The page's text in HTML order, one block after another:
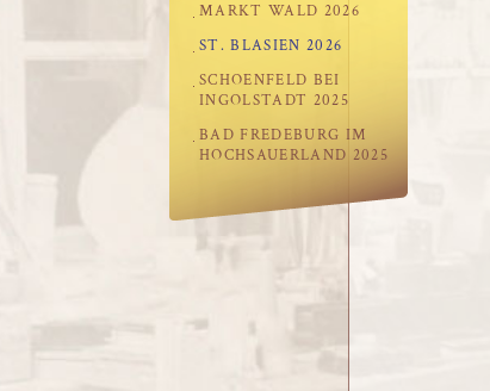
MARKT WALD 2026
ST. BLASIEN 2026
SCHOENFELD BEI
INGOLSTADT 2025
BAD FREDEBURG IM
HOCHSAUERLAND 2025